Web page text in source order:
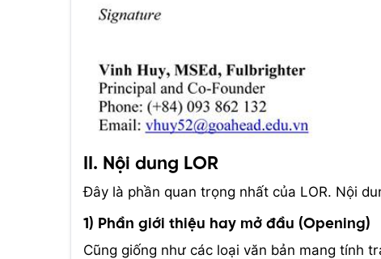
II. Nội dung LOR
Đây là phần quan trọng nhất của LOR. Nội
1) Phần giới thiệu hay mở đầu (Opening)
Cũng giống như các loại văn bản mang tính